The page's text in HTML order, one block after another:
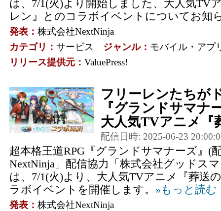
は、7/1(火)より開始しました、大人気TV
レン』とのコラボイベントについてお知
発表： 株式会社NextNinja
カテゴリ： サービス ジャンル： モバイル・アプ
リリース提供元： ValuePress!
フリーレンたちが
『グランドサマナ
大人気TVアニメ『
配信日時: 2025-06-23
超本格王道RPG『グランドサマナーズ』(
NextNinja」配信協力「株式会社グッドス
は、7/1(火)より、大人気TVアニメ『葬送
ラボイベントを開催します。 »もっと読む
発表： 株式会社NextNinja